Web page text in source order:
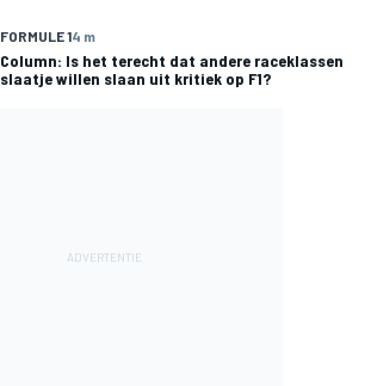
FORMULE 14 m
Column: Is het terecht dat andere raceklassen
slaatje willen slaan uit kritiek op F1?